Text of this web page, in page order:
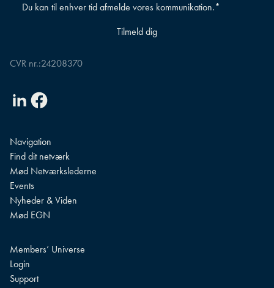
Du kan til enhver tid afmelde vores kommunikation.*
CVR nr.:24208370
LinkedinFacebook
Navigation
Find dit netværk
Mød Netværkslederne
Events
Nyheder & Viden
Mød EGN
Members’ Universe
Login
Support